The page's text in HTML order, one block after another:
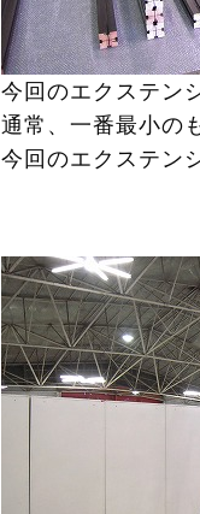
今回のエクステン
通常、一番最小の
今回のエクステン